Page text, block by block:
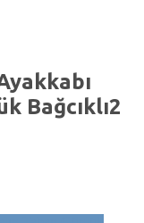
Bağcıklı2